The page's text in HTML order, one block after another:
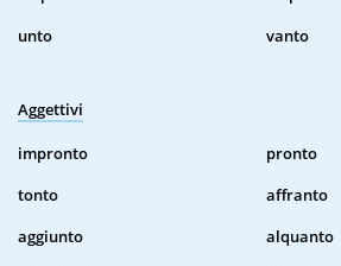
unto
vanto
Aggettivi
impronto
pronto
tonto
affranto
aggiunto
alquanto